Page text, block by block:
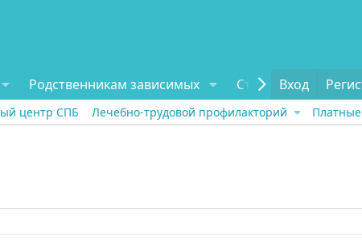
Родственникам зависимых СтатьиВход
центр СПБ Лечебно-трудовой профилакторий Платные